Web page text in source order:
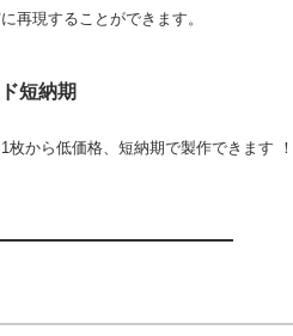
再現することができます。
短納期
から低価格、短納期で製作できます